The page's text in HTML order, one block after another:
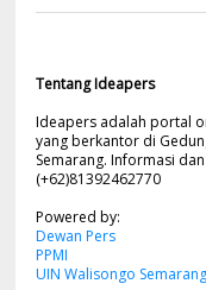
Tentang Ideapers
Ideapers adalah portal
yang berkantor di
Semarang. Informasi
(+62)81392462770
Powered by:
Dewan Pers
PPMI
UIN Walisongo Semarang